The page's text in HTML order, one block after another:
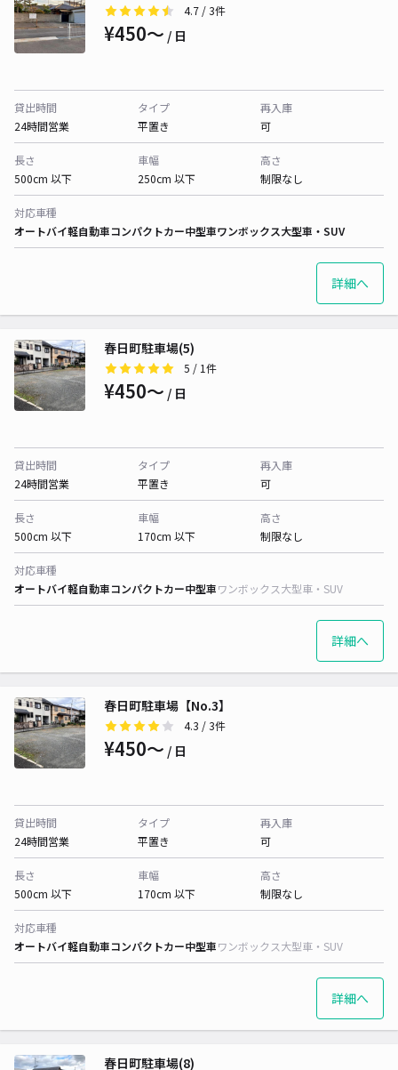
4.7 / 3件
¥450〜 / 日
貸出時間
24時間営業
タイプ
平置き
再入庫
可
長さ
500cm 以下
車幅
250cm 以下
高さ
制限なし
対応車種
オートバイ軽自動車コンパクトカー中型車ワンボックス大型車・SUV
詳細へ
春日町駐車場(5)
5 / 1件
¥450〜 / 日
貸出時間
24時間営業
タイプ
平置き
再入庫
可
長さ
500cm 以下
車幅
170cm 以下
高さ
制限なし
対応車種
オートバイ軽自動車コンパクトカー中型車ワンボックス大型車・SUV
詳細へ
春日町駐車場【No.3】
4.3 / 3件
¥450〜 / 日
貸出時間
24時間営業
タイプ
平置き
再入庫
可
長さ
500cm 以下
車幅
170cm 以下
高さ
制限なし
対応車種
オートバイ軽自動車コンパクトカー中型車ワンボックス大型車・SUV
詳細へ
春日町駐車場(8)